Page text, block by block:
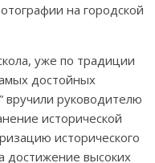
на городской
уже по традиции
достойных
вручили руководителю
исторической
исторического
достижение высоких